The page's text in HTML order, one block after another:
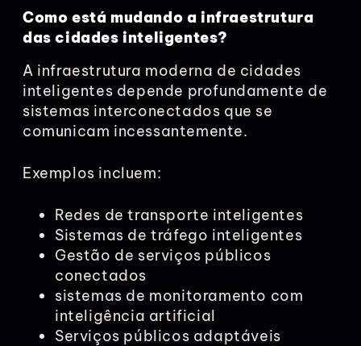
Como está mudando a infraestrutura
das cidades inteligentes?
A infraestrutura moderna de cidades
inteligentes depende profundamente de
sistemas interconectados que se
comunicam incessantemente.
Exemplos incluem:
Redes de transporte inteligentes
Sistemas de tráfego inteligentes
Gestão de serviços públicos
conectados
sistemas de monitoramento com
inteligência artificial
Serviços públicos adaptáveis